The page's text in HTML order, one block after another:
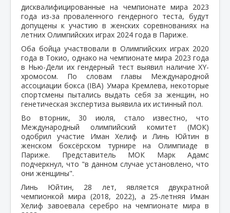
дисквалифицированные на чемпионате мира 2023
года из-за проваленного гендерного теста, будут
допущены к участию в женских соревнованиях на
летних Олимпийских играх 2024 года в Париже.
Оба бойца участвовали в Олимпийских играх 2020
года в Токио, однако на чемпионате мира 2023 года
в Нью-Дели их гендерный тест выявил наличие XY-
хромосом. По словам главы Международной
ассоциации бокса (IBA) Умара Кремлева, некоторые
спортсмены пытались выдать себя за женщин, но
генетическая экспертиза выявила их истинный пол.
Во вторник, 30 июля, стало известно, что
Международный олимпийский комитет (МОК)
одобрил участие Иман Хелиф и Линь Юйтин в
женском боксёрском турнире на Олимпиаде в
Париже. Представитель МОК Марк Адамс
подчеркнул, что "в данном случае установлено, что
они женщины".
Линь Юйтин, 28 лет, является двукратной
чемпионкой мира (2018, 2022), а 25-летняя Иман
Хелиф завоевала серебро на чемпионате мира в